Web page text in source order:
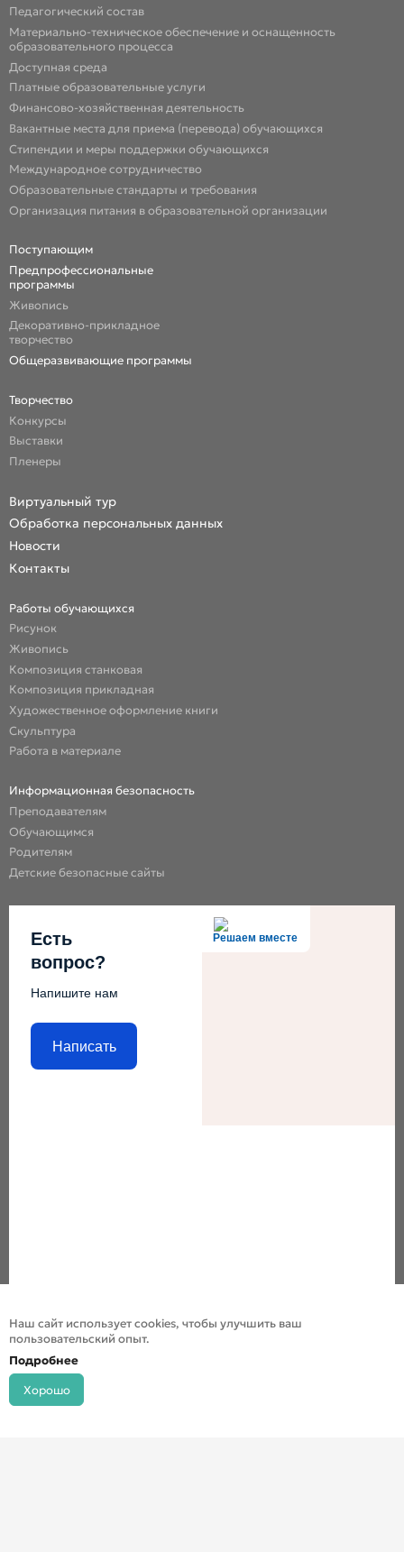
Педагогический состав
Материально-техническое обеспечение и оснащенность
образовательного процесса
Доступная среда
Платные образовательные услуги
Финансово-хозяйственная деятельность
Вакантные места для приема (перевода) обучающихся
Стипендии и меры поддержки обучающихся
Международное сотрудничество
Образовательные стандарты и требования
Организация питания в образовательной организации
Поступающим
Предпрофессиональные
программы
Живопись
Декоративно-прикладное
творчество
Общеразвивающие программы
Творчество
Конкурсы
Выставки
Пленеры
Виртуальный тур
Обработка персональных данных
Новости
Контакты
Работы обучающихся
Рисунок
Живопись
Композиция станковая
Композиция прикладная
Художественное оформление книги
Скульптура
Работа в материале
Информационная безопасность
Преподавателям
Обучающимся
Родителям
Детские безопасные сайты
Решаем вместе
Есть
вопрос?
Напишите нам
Написать
Наш сайт использует cookies, чтобы улучшить ваш
пользовательский опыт.
Подробнее
Хорошо